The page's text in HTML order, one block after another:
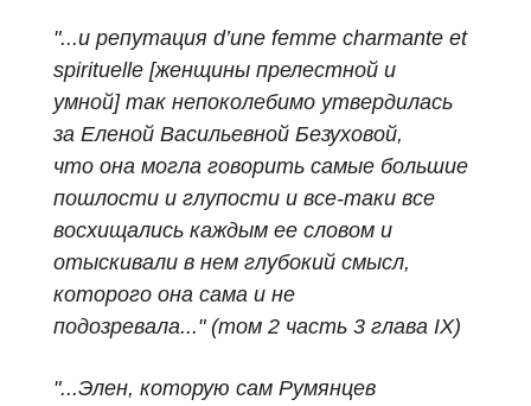
"...и репутация d’une femme charmante et
spirituelle [женщины прелестной и
умной] так непоколебимо утвердилась
за Еленой Васильевной Безуховой,
что она могла говорить самые большие
пошлости и глупости и все-таки все
восхищались каждым ее словом и
отыскивали в нем глубокий смысл,
которого она сама и не
подозревала..." (том 2 часть 3 глава IX)
"...Элен, которую сам Румянцев